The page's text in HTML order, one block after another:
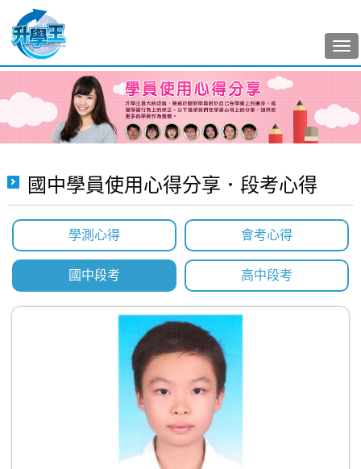
國中學員使用心得分享．段考心得
學測心得 會考心得
國中段考 高中段考